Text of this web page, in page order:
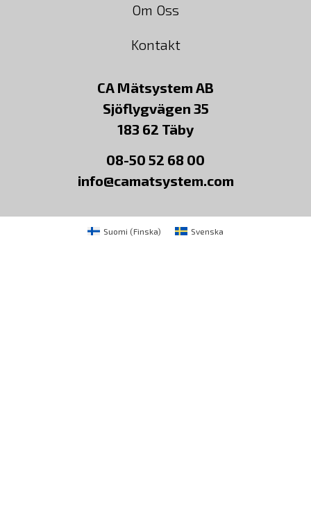
Om Oss
Kontakt
CA Mätsystem AB
Sjöflygvägen 35
183 62 Täby
08-50 52 68 00
info@camatsystem.com
Suomi (Finska) Svenska